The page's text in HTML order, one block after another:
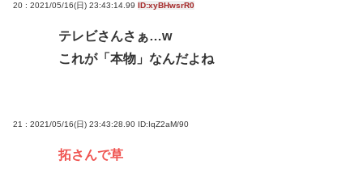
20 : 2021/05/16(日) 23:43:14.99 ID:xyBHwsrR0
テレビさんさぁ…w
これが「本物」なんだよね
21 : 2021/05/16(日) 23:43:28.90 ID:IqZ2aM/90
拓さんで草